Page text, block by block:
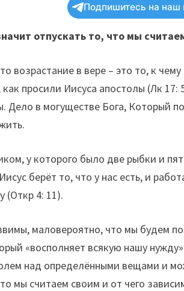
Подпишитесь на наш
отпускать то, что мы
возрастание в вере – это то, к
как просили Иисуса апостолы (Лк
Дело в могуществе Бога, Который
у которого было две рыбки и
берёт то, что у нас есть, и
(Откр 4: 11).
маловероятно, что мы будем
«восполняет всякую нашу
над определёнными вещами и
мы считаем своим и от чего